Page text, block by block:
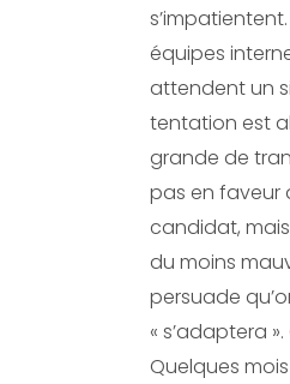
s’impatientent.
équipes
attendent un
tentation est
grande de
pas en faveur
candidat,
du moins
persuade
« s’adaptera
Quelques